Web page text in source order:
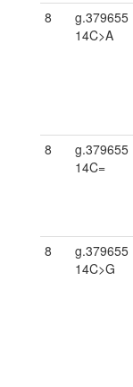
8
g.379655
14C>A
8
g.379655
14C=
8
g.379655
14C>G